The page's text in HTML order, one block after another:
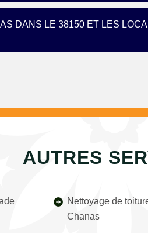
DANS LE 38150 ET LES
AUTRES
Nettoyage de
Chanas